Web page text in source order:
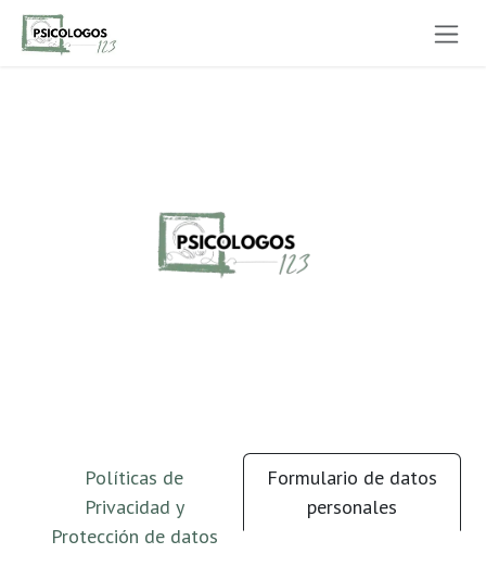
Ir al contenido
Políticas de
Privacidad y
Protección de datos
Formulario de datos
personales